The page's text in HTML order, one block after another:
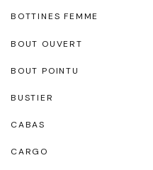
BOTTINES FEMME
BOUT OUVERT
BOUT POINTU
BUSTIER
CABAS
CARGO